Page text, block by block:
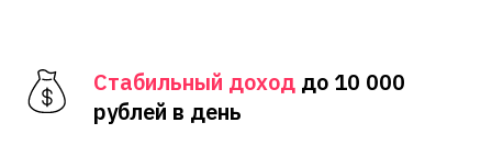
Стабильный доход до 10 000
рублей в день